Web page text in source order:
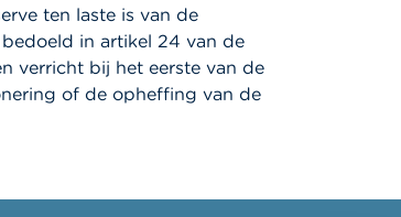
ten laste is van de
in artikel 24 van de
verricht bij het eerste van de
of de opheffing van de